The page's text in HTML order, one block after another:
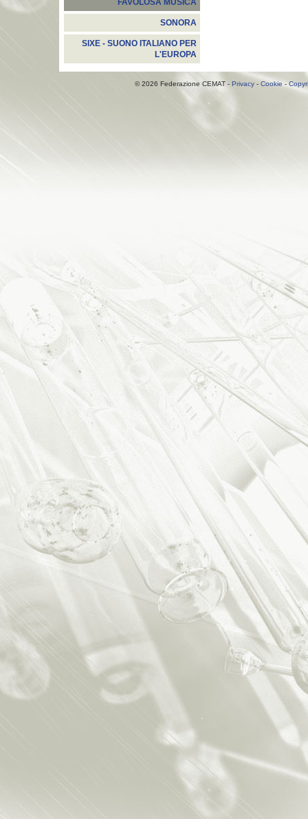
FAVOLOSA MUSICA
SONORA
SIXE - SUONO ITALIANO PER
L'EUROPA
© 2026 Federazione CEMAT - Privacy- Cookie -